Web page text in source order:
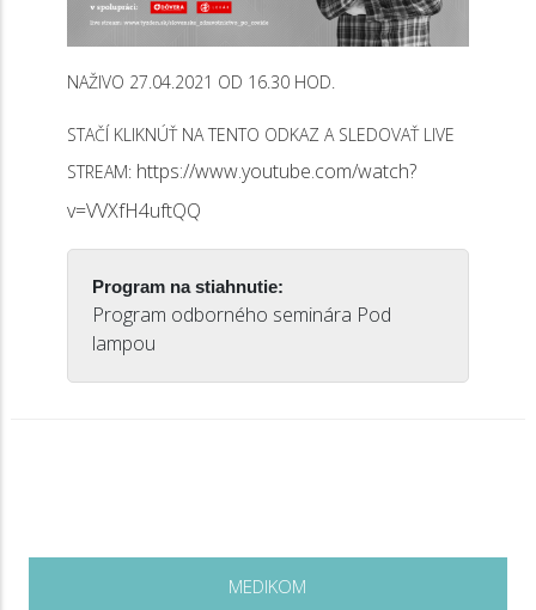
NAŽIVO 27.04.2021 OD 16.30 HOD.
STAČÍ KLIKNÚŤ NA TENTO ODKAZ A SLEDOVAŤ LIVE
STREAM: https://www.youtube.com/watch?
v=VVXfH4uftQQ
Program na stiahnutie:
Program odborného seminára Pod
lampou
MEDIKOM